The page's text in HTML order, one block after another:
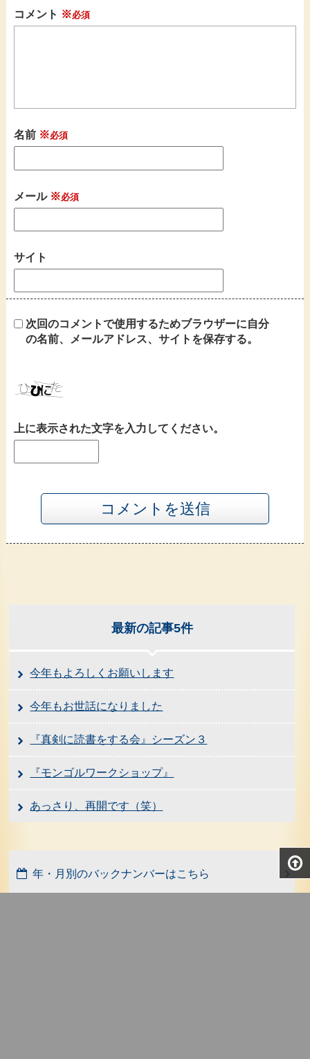
コメント ※
名前 ※
メール ※
サイト
次回のコメントで使用するためブラウザーに自分
の名前、メールアドレス、サイトを保存する。
上に表示された文字を入力してください。
最新の記事5件
今年もよろしくお願いします
今年もお世話になりました
『真剣に読書をする会』シーズン３
『モンゴルワークショップ』
あっさり、再開です（笑）
年・月別のバックナンバーはこちら